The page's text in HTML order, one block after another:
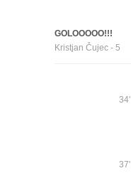
GOLOOOOO!!!
Kristjan Čujec - 5
34'
37'